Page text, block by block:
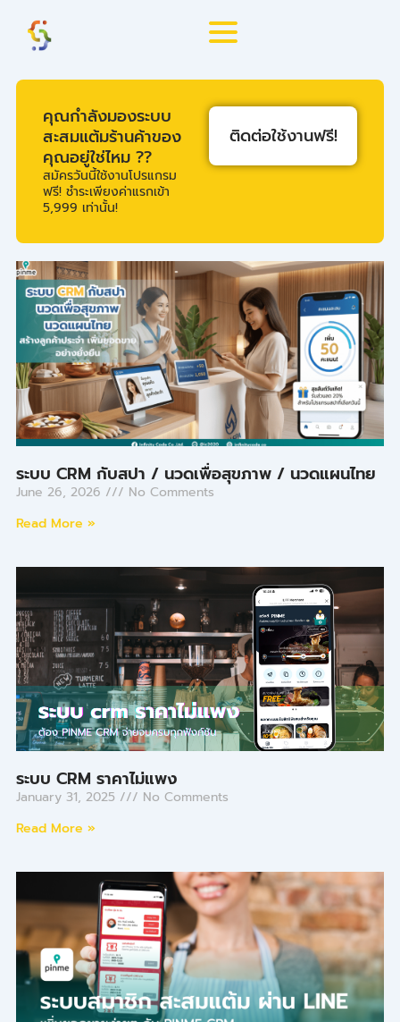
content
คุณกำลังมองระบบ
สะสมแต้มร้านค้าของ
คุณอยู่ใช่ไหม ??
สมัครวันนี้ใช้งานโปรแกรม
ฟรี! ชำระเพียงค่าแรกเข้า
5,999 เท่านั้น!
ติดต่อใช้งานฟรี!
ระบบ CRM กับสปา / นวดเพื่อสุขภาพ / นวดแผนไทย
June 26, 2026
No Comments
Read More »
ระบบ CRM ราคาไม่แพง
January 31, 2025
No Comments
Read More »